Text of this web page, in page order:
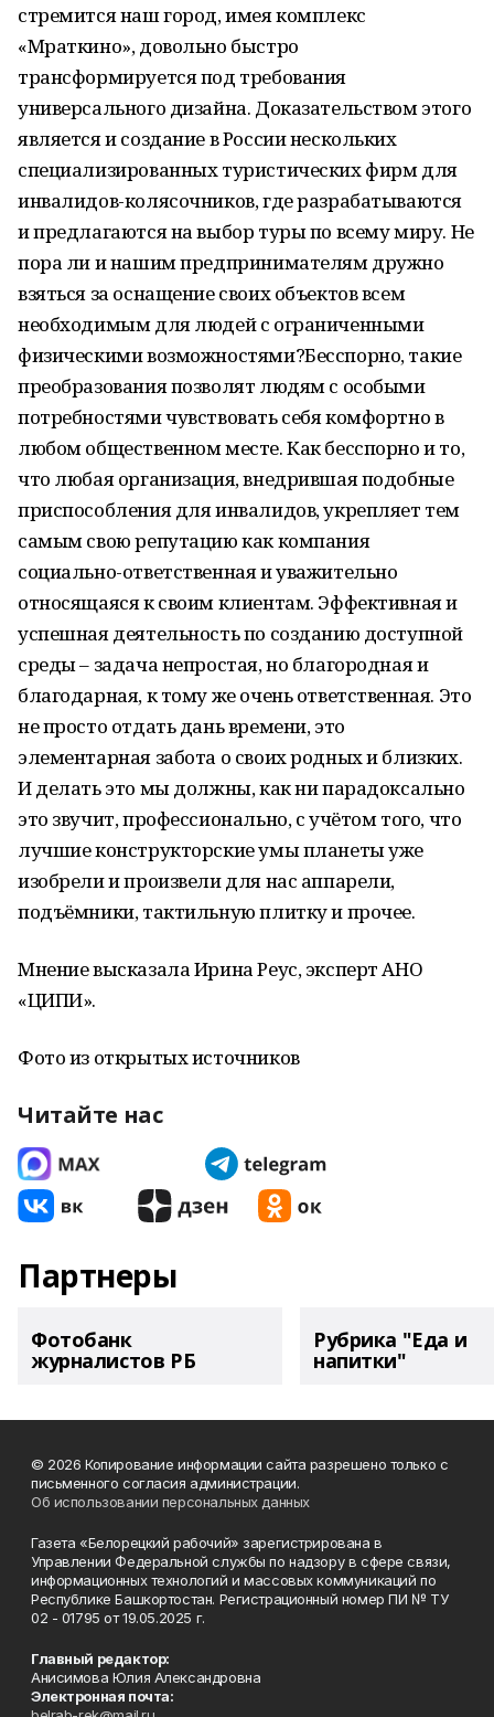
стремится наш город, имея комплекс
«Мраткино», довольно быстро
трансформируется под требования
универсального дизайна. Доказательством этого
является и создание в России нескольких
специализированных туристических фирм для
инвалидов-колясочников, где разрабатываются
и предлагаются на выбор туры по всему миру. Не
пора ли и нашим предпринимателям дружно
взяться за оснащение своих объектов всем
необходимым для людей с ограниченными
физическими возможностями?Бесспорно, такие
преобразования позволят людям с особыми
потребностями чувствовать себя комфортно в
любом общественном месте. Как бесспорно и то,
что любая организация, внедрившая подобные
приспособления для инвалидов, укрепляет тем
самым свою репутацию как компания
социально-ответственная и уважительно
относящаяся к своим клиентам. Эффективная и
успешная деятельность по созданию доступной
среды – задача непростая, но благородная и
благодарная, к тому же очень ответственная. Это
не просто отдать дань времени, это
элементарная забота о своих родных и близких.
И делать это мы должны, как ни парадоксально
это звучит, профессионально, с учётом того, что
лучшие конструкторские умы планеты уже
изобрели и произвели для нас аппарели,
подъёмники, тактильную плитку и прочее.
Мнение высказала Ирина Реус, эксперт АНО
«ЦИПИ».
Фото из открытых источников
Читайте нас
Партнеры
Фотобанк
журналистов РБ
Рубрика "Еда и
напитки"
© 2026 Копирование информации сайта разрешено только с
письменного согласия администрации.
Об использовании персональных данных
Газета «Белорецкий рабочий» зарегистрирована в
Управлении Федеральной службы по надзору в сфере связи,
информационных технологий и массовых коммуникаций по
Республике Башкортостан. Регистрационный номер ПИ № ТУ
02 - 01795 от 19.05.2025 г.
Главный редактор:
Анисимова Юлия Александровна
Электронная почта: